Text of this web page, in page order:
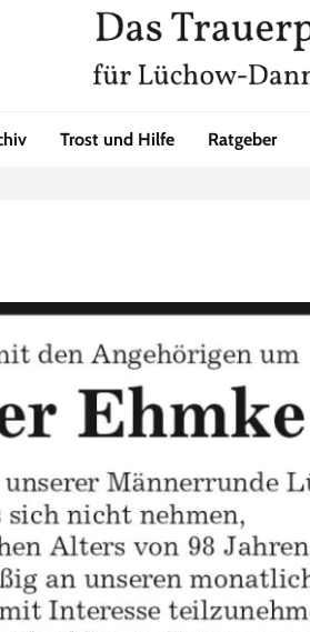
Trost und Hilfe Ratgeber